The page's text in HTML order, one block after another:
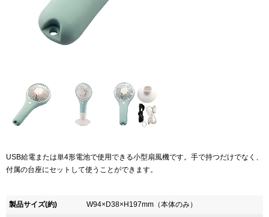
USB給電または単4形電池で使用できる小型扇風機です。手で持つだけでなく、
付属の台座にセットして使うことができます。
製品サイズ(約) W94×D38×H197mm（本体のみ）